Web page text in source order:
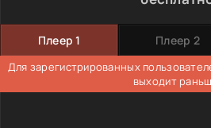
Плеер 1 Плеер 2
Для зарегистрированных
выходит